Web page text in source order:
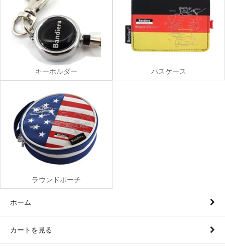
キーホルダー パスケース
ラウンドポーチ
ホーム
カートを見る